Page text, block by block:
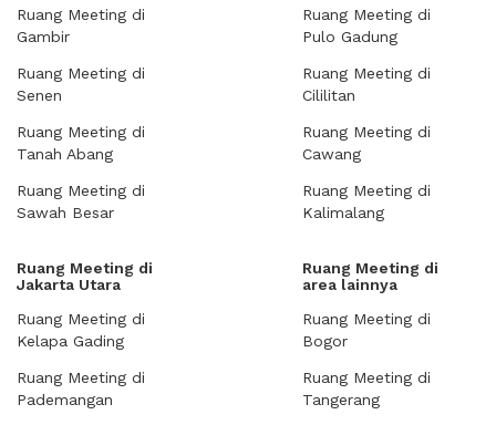
Ruang Meeting di
Gambir
Ruang Meeting di
Senen
Ruang Meeting di
Tanah Abang
Ruang Meeting di
Sawah Besar
Ruang Meeting di
Pulo Gadung
Ruang Meeting di
Cililitan
Ruang Meeting di
Cawang
Ruang Meeting di
Kalimalang
Ruang Meeting di
Jakarta Utara
Ruang Meeting di
Kelapa Gading
Ruang Meeting di
Pademangan
Ruang Meeting di
area lainnya
Ruang Meeting di
Bogor
Ruang Meeting di
Tangerang